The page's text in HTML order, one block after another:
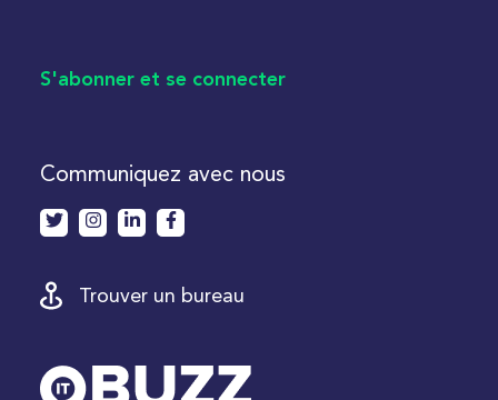
S'abonner et se connecter
Communiquez avec nous
Trouver un bureau